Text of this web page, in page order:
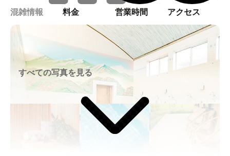
混雑情報 料金 営業時間 アクセス
すべての写真を見る